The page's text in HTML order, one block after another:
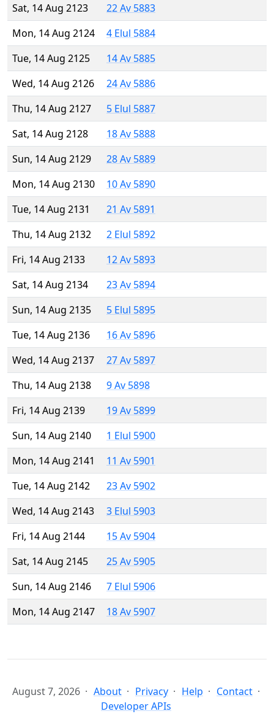
Sat, 14 Aug 2123
22 Av 5883
Mon, 14 Aug 2124
4 Elul 5884
Tue, 14 Aug 2125
14 Av 5885
Wed, 14 Aug 2126
24 Av 5886
Thu, 14 Aug 2127
5 Elul 5887
Sat, 14 Aug 2128
18 Av 5888
Sun, 14 Aug 2129
28 Av 5889
Mon, 14 Aug 2130
10 Av 5890
Tue, 14 Aug 2131
21 Av 5891
Thu, 14 Aug 2132
2 Elul 5892
Fri, 14 Aug 2133
12 Av 5893
Sat, 14 Aug 2134
23 Av 5894
Sun, 14 Aug 2135
5 Elul 5895
Tue, 14 Aug 2136
16 Av 5896
Wed, 14 Aug 2137
27 Av 5897
Thu, 14 Aug 2138
9 Av 5898
Fri, 14 Aug 2139
19 Av 5899
Sun, 14 Aug 2140
1 Elul 5900
Mon, 14 Aug 2141
11 Av 5901
Tue, 14 Aug 2142
23 Av 5902
Wed, 14 Aug 2143
3 Elul 5903
Fri, 14 Aug 2144
15 Av 5904
Sat, 14 Aug 2145
25 Av 5905
Sun, 14 Aug 2146
7 Elul 5906
Mon, 14 Aug 2147
18 Av 5907
August 7, 2026 About Privacy Help
Contact
Developer APIs